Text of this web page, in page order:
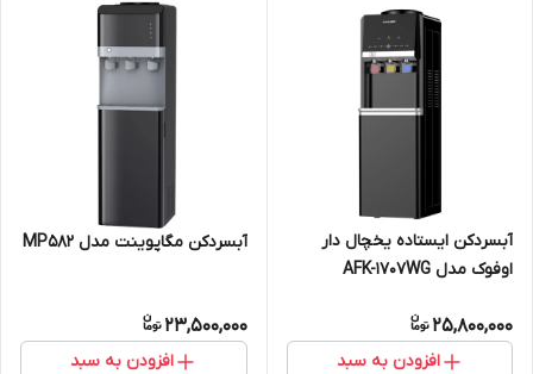
آبسردکن ایستاده یخچال دار
اوفوک مدل AFK-1707WG
25,800,000
افزودن به سبد
آبسردکن مگاپوینت مدل MP۵82
23,500,000
افزودن به سبد